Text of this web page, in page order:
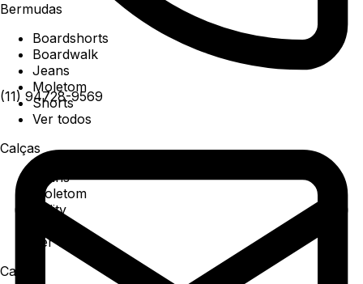
(11) 94728-9569
Bermudas
Boardshorts
Boardwalk
Jeans
Moletom
Shorts
Ver todos
Calças
Jeans
Moletom
Utility
Ver todos
Camisa